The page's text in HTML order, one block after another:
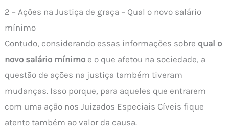
2 – Ações na Justiça de graça – Qual o novo salário
mínimo
Contudo, considerando essas informações sobre qual o
novo salário mínimo e o que afetou na sociedade, a
questão de ações na justiça também tiveram
mudanças. Isso porque, para aqueles que entrarem
com uma ação nos Juizados Especiais Cíveis fique
atento também ao valor da causa.